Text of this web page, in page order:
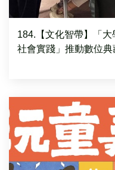
184.【文化智帶】「
社會實踐」推動數位典